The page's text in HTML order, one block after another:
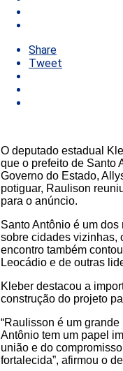
Share
Tweet
O deputado estadual
que o prefeito de Santo
Governo do Estado,
potiguar, Raulison
para o anúncio.
Santo Antônio é um
sobre cidades vizinhas,
encontro também
Leocádio e de outras
Kleber destacou a
construção do projeto
“Raulisson é um
Antônio tem um papel
união e do
fortalecida”, afirmou o